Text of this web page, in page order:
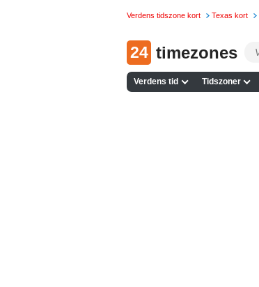
Verdens tidszone kort Texas kort
24 timezones
Verdens tid Tidszoner